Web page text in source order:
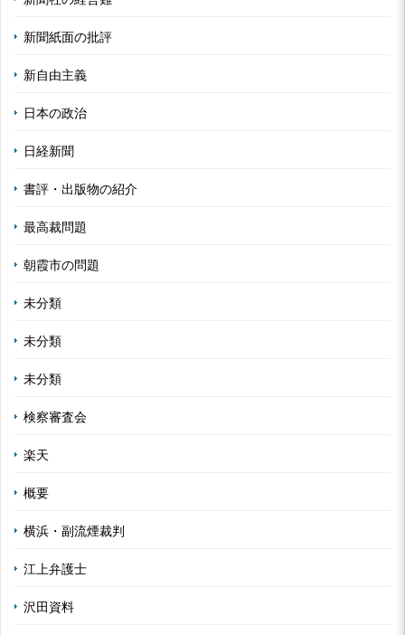
新聞紙面の批評
新自由主義
日本の政治
日経新聞
書評・出版物の紹介
最高裁問題
朝霞市の問題
未分類
未分類
未分類
検察審査会
楽天
概要
横浜・副流煙裁判
江上弁護士
沢田資料